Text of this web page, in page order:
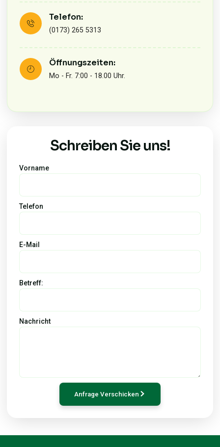
Telefon:
(0173) 265 5313
Öffnungszeiten:
Mo - Fr. 7:00 - 18.00 Uhr.
Schreiben Sie uns!
Vorname
Telefon
E-Mail
Betreff:
Nachricht
Anfrage Verschicken